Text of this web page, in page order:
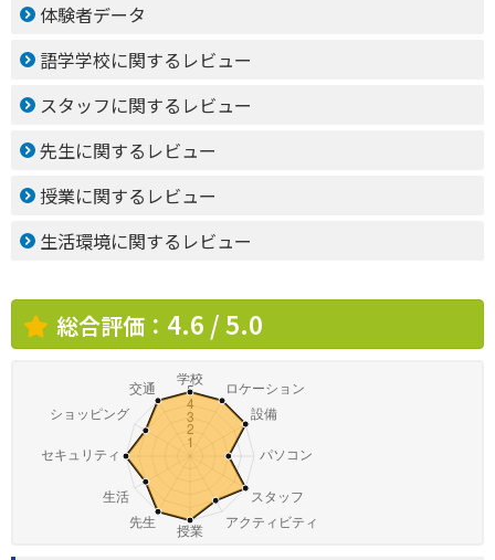
体験者データ
語学学校に関するレビュー
スタッフに関するレビュー
先生に関するレビュー
授業に関するレビュー
生活環境に関するレビュー
総合評価： 4.6 / 5.0